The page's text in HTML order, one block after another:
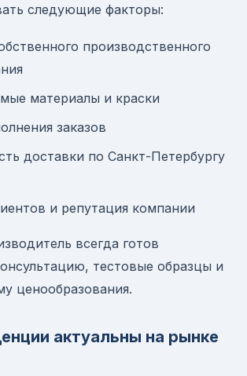
следующие факторы:
производственного
материалы и краски
заказов
доставки по Санкт-Петербургу
и репутация компании
всегда готов
тестовые образцы и
ценообразования.
актуальны на рынке